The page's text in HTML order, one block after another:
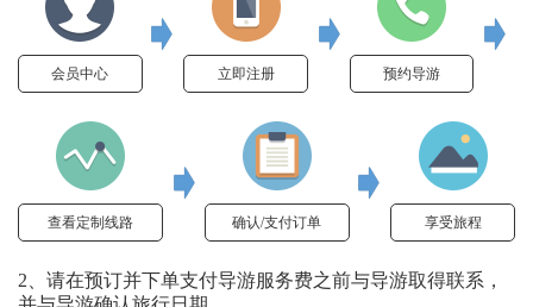
会员中心 立即注册 预约导游
查看定制线路 确认/支付订单 享受旅程
2、请在预订并下单支付导游服务费之前与导游取得联系，